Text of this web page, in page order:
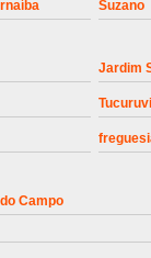
Portão Automático
de Portão
de Portões
de Motor de
Suzano
Jardim
Tucuruvi
Campo